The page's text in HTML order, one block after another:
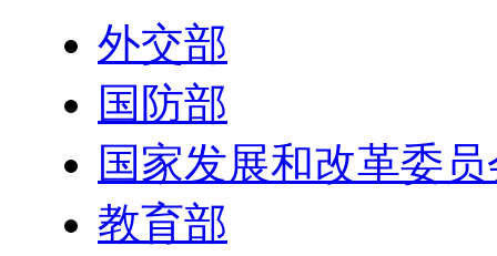
外交部
国防部
国家发展和改革委
教育部